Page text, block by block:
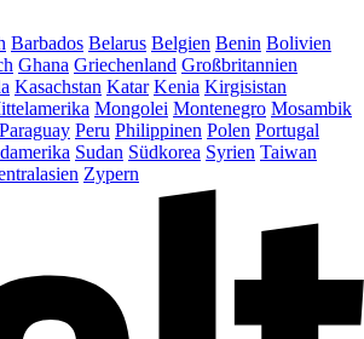
Barbados Belarus Belgien Benin Bolivien
Ghana Griechenland Großbritannien
Kasachstan Katar Kenia Kirgisistan
Mongolei Montenegro Mosambik
Paraguay Peru Philippinen Polen Portugal
Sudan Südkorea Syrien Taiwan
Zypern